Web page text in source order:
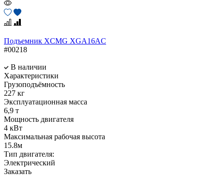
Подъемник XCMG XGA16AC
#00218
В наличии
Характеристики
Грузоподъёмность
227 кг
Эксплуатационная масса
6,9 т
Мощность двигателя
4 кВт
Максимальная рабочая высота
15.8м
Тип двигателя:
Электрический
Заказать